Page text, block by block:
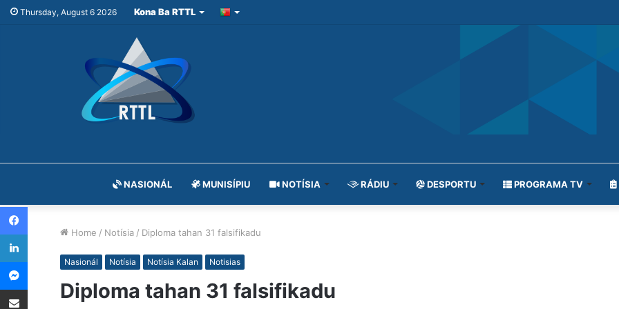
Thursday, August 6 2026 Kona Ba RTTL
NASIONÁL MUNISÍPIU NOTÍSIA RÁDIU DESPORTU PROGRAMA TV
Home / Notísia / Diploma tahan 31 falsifikadu
Nasionál Notísia Notísia Kalan Notisias
Diploma tahan 31 falsifikadu
Facebook
LinkedIn
Messenger